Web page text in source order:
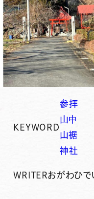
KEYWORD
参拝
山中
山裾
神社
WRITERおがわひで